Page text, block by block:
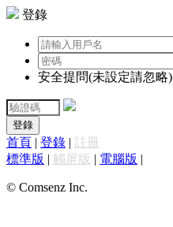
登錄
安全提問(未設定請忽略)
登錄
首頁 | 登錄 | 註冊
標準版 | 觸屏版 | 電腦版 |
© Comsenz Inc.